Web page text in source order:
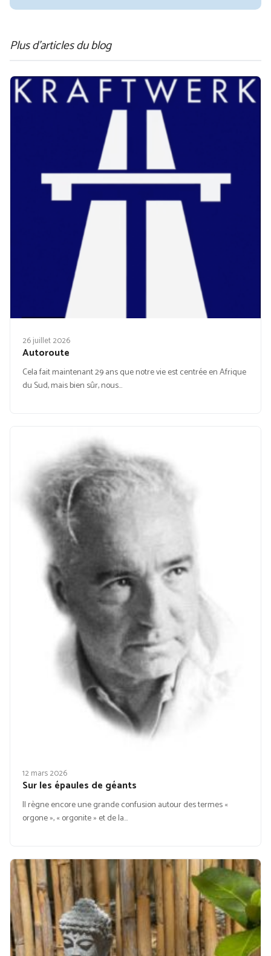
Plus d'articles du blog
26 juillet 2026
Autoroute
Cela fait maintenant 29 ans que notre vie est centrée en Afrique
du Sud, mais bien sûr, nous…
12 mars 2026
Sur les épaules de géants
Il règne encore une grande confusion autour des termes «
orgone », « orgonite » et de la…